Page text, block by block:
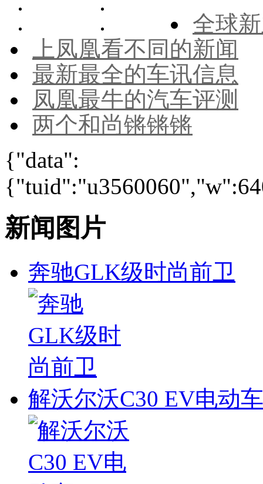
全球
上凤凰看不同的新闻
最新最全的车讯信息
凤凰最牛的汽车评测
两个和尚锵锵锵
{"data":
新闻图片
奔驰GLK级时尚前卫
解沃尔沃C30 EV电动车